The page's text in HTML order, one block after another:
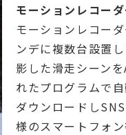
モーションレコー
モーションレコー
ンデに複数台設置
影した滑走シーン
れたプログラムで
ダウンロードし
様のスマートフォ